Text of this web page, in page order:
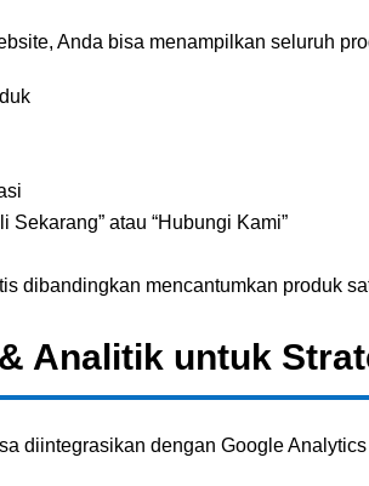
Anda bisa menampilkan seluruh
Sekarang” atau “Hubungi Kami”
dibandingkan mencantumkan produk
Analitik untuk
diintegrasikan dengan Google